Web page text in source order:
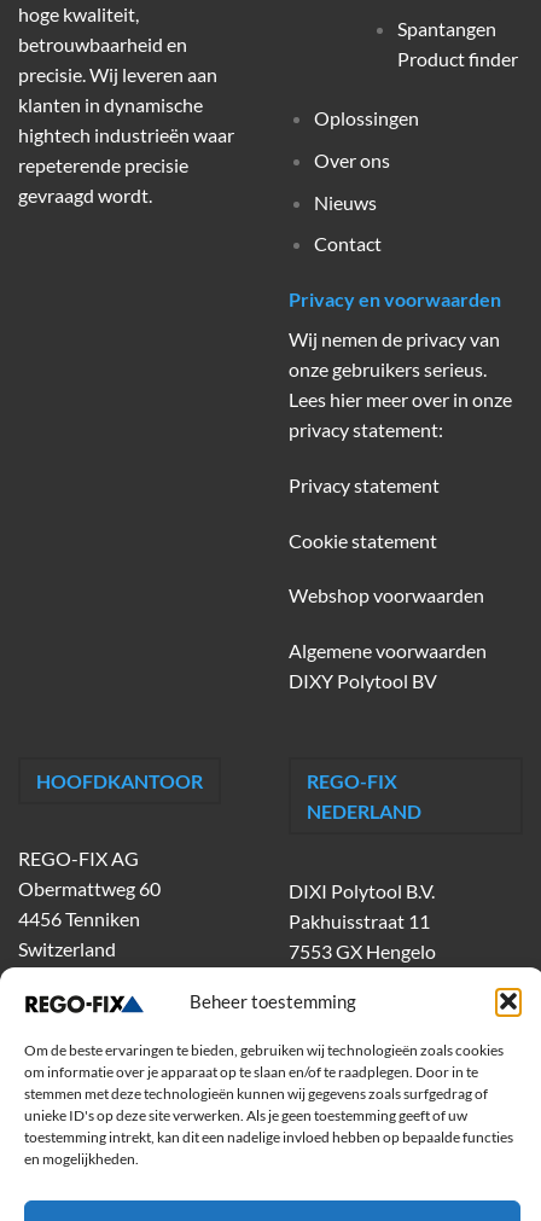
Beheer toestemming
Om de beste ervaringen te bieden, gebruiken wij technologieën zoals cookies
om informatie over je apparaat op te slaan en/of te raadplegen. Door in te
stemmen met deze technologieën kunnen wij gegevens zoals surfgedrag of
unieke ID's op deze site verwerken. Als je geen toestemming geeft of uw
toestemming intrekt, kan dit een nadelige invloed hebben op bepaalde functies
en mogelijkheden.
hoge kwaliteit,
betrouwbaarheid en
precisie. Wij leveren aan
klanten in dynamische
hightech industrieën waar
repeterende precisie
gevraagd wordt.
Spantangen
Product finder
Oplossingen
Over ons
Nieuws
Contact
Privacy en voorwaarden
Wij nemen de privacy van
onze gebruikers serieus.
Lees hier meer over in onze
privacy statement:
Privacy statement
Cookie statement
Webshop voorwaarden
Algemene voorwaarden
DIXY Polytool BV
HOOFDKANTOOR
REGO-FIX AG
Obermattweg 60
4456 Tenniken
Switzerland
REGO-FIX
NEDERLAND
DIXI Polytool B.V.
Pakhuisstraat 11
7553 GX Hengelo
dixiholland@dixi.com
www.dixipolytool.com
Volg ons op Youtube
Volg ons op Linkedin